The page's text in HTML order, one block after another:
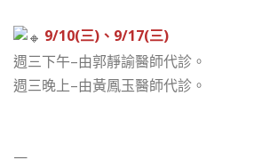
9/10(三)、9/17(三)
週三下午–由郭靜諭醫師代診。
週三晚上–由黃鳳玉醫師代診。
—